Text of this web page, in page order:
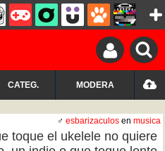
CATEG. MODERA
♂ esbarizaculos en musica
toque el ukelele no quiere